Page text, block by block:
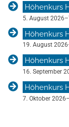
Höhenkurs
5. August 2026–
Höhenkurs
19. August 2026
Höhenkurs
16. September
Höhenkurs
7. Oktober 2026–